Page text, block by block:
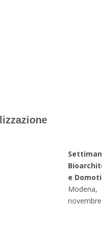
e
Modena,